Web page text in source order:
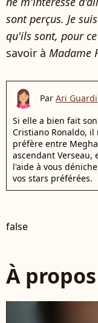
sont perçus. Je
qu'ils sont, pour
savoir à Madame
Par Ari
Si elle a bien fait
Cristiano Ronaldo, il
préfère entre
ascendant Verseau,
l'aide à vous
vos stars préférées.
false
À